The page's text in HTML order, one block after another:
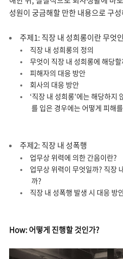
성원이 궁금해할 만한 내용으로 구
주제1: 직장 내 성희롱이란 무엇
직장 내 성희롱의 정의
무엇이 직장 내 성희롱에 해당할
피해자의 대응 방안
회사의 대응 방안
‘직장 내 성희롱'에는 해당하지
를 입은 경우에는 어떻게 피해
주제2: 직장 내 성폭행
업무상 위력에 의한 간음이란?
업무상 위력이 무엇일까? 직장
까?
직장 내 성폭행 발생 시 대응 방
How: 어떻게 진행할 것인가?